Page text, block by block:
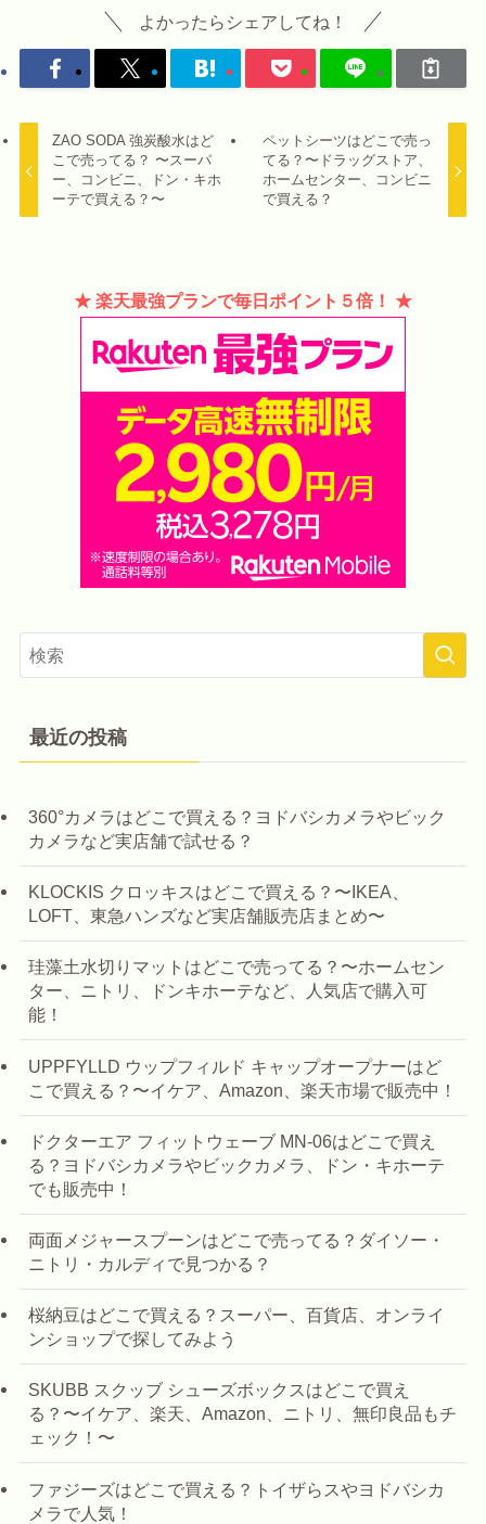
よかったらシェアしてね！
ZAO SODA 強炭酸水はど
こで売ってる？ 〜スーパ
ー、コンビニ、ドン・キホ
ーテで買える？〜
ペットシーツはどこで売っ
てる？〜ドラッグストア、
ホームセンター、コンビニ
で買える？
★ 楽天最強プランで毎日ポイント５倍！ ★
最近の投稿
360°カメラはどこで買える？ヨドバシカメラやビック
カメラなど実店舗で試せる？
KLOCKIS クロッキスはどこで買える？〜IKEA、
LOFT、東急ハンズなど実店舗販売店まとめ〜
珪藻土水切りマットはどこで売ってる？〜ホームセン
ター、ニトリ、ドンキホーテなど、人気店で購入可
能！
UPPFYLLD ウップフィルド キャップオープナーはど
こで買える？〜イケア、Amazon、楽天市場で販売中！
ドクターエア フィットウェーブ MN-06はどこで買え
る？ヨドバシカメラやビックカメラ、ドン・キホーテ
でも販売中！
両面メジャースプーンはどこで売ってる？ダイソー・
ニトリ・カルディで見つかる？
桜納豆はどこで買える？スーパー、百貨店、オンライ
ンショップで探してみよう
SKUBB スクッブ シューズボックスはどこで買え
る？〜イケア、楽天、Amazon、ニトリ、無印良品もチ
ェック！〜
ファジーズはどこで買える？トイザらスやヨドバシカ
メラで人気！